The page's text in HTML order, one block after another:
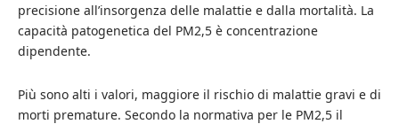
precisione all’insorgenza delle malattie e dalla mortalità. La
capacità patogenetica del PM2,5 è concentrazione
dipendente.
Più sono alti i valori, maggiore il rischio di malattie gravi e di
morti premature. Secondo la normativa per le PM2,5 il